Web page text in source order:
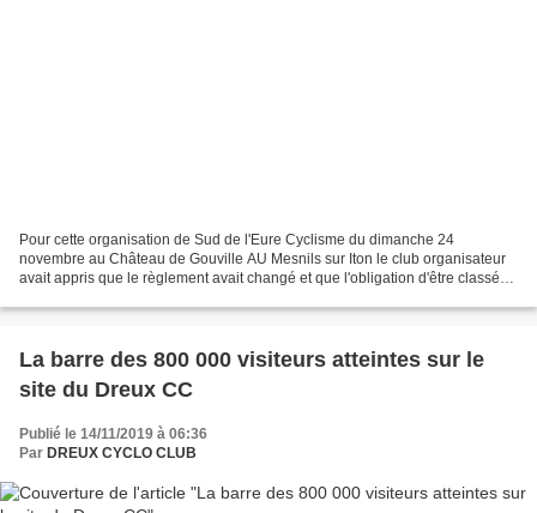
Pour cette organisation de Sud de l'Eure Cyclisme du dimanche 24
novembre au Château de Gouville AU Mesnils sur Iton le club organisateur
avait appris que le règlement avait changé et que l'obligation d'être classé
La barre des 800 000 visiteurs atteintes sur le
site du Dreux CC
Publié le 14/11/2019 à 06:36
Par DREUX CYCLO CLUB